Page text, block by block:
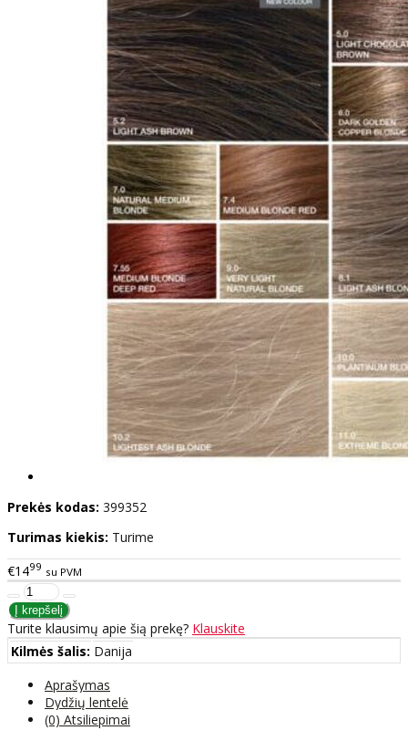
Prekės kodas: 399352
Turimas kiekis: Turime
€1499 su PVM
Turite klausimų apie šią prekę? Klauskite
Kilmės šalis: Danija
Aprašymas
Dydžių lentelė
(0) Atsiliepimai